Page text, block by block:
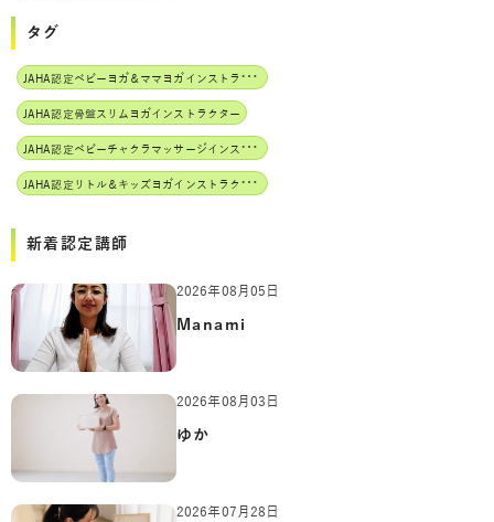
タグ
J
AHA認定ベビーヨガ＆ママヨガインストラクター
JAHA認定骨盤スリムヨガインストラクター
J
AHA認定ベビーチャクラマッサージインストラクター
J
AHA認定リトル＆キッズヨガインストラクター
新着認定講師
2026年08月05日
Manami
2026年08月03日
ゆか
2026年07月28日